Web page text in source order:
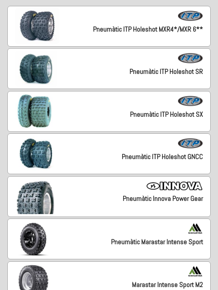
Pneumàtic ITP Holeshot MXR4*/MXR 6**
Pneumàtic ITP Holeshot SR
Pneumàtic ITP Holeshot SX
Pneumàtic ITP Holeshot GNCC
Pneumàtic Innova Power Gear
Pneumàtic Marastar Intense Sport
Marastar Intense Sport M2